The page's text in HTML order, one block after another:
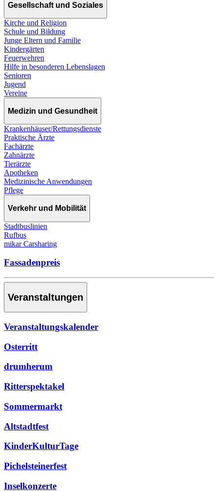
Gesellschaft und Soziales
Kirche und Religion
Schule und Bildung
Junge Eltern und Familie
Kindergärten
Feuerwehren
Hilfe in besonderen Lebenslagen
Senioren
Jugend
Vereine
Medizin und Gesundheit
Krankenhäuser/Rettungsdienste
Praktische Ärzte
Fachärzte
Zahnärzte
Tierärzte
Apotheken
Medizinische Anwendungen
Pflege
Verkehr und Mobilität
Stadtbuslinien
Rufbus
mikar Carsharing
Fassadenpreis
Veranstaltungen
Veranstaltungskalender
Osterritt
drumherum
Ritterspektakel
Sommermarkt
Altstadtfest
KinderKulturTage
Pichelsteinerfest
Inselkonzerte